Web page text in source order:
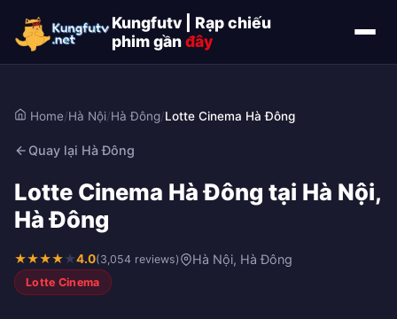
Kungfutv | Rạp chiếu
phim gầnđây
Home/Hà Nội/Hà Đông/Lotte Cinema Hà Đông
Quay lại Hà Đông
Lotte Cinema Hà Đông tại Hà Nội,
Hà Đông
★★★★★4.0(3,054 reviews) Hà Nội, Hà Đông
Lotte Cinema